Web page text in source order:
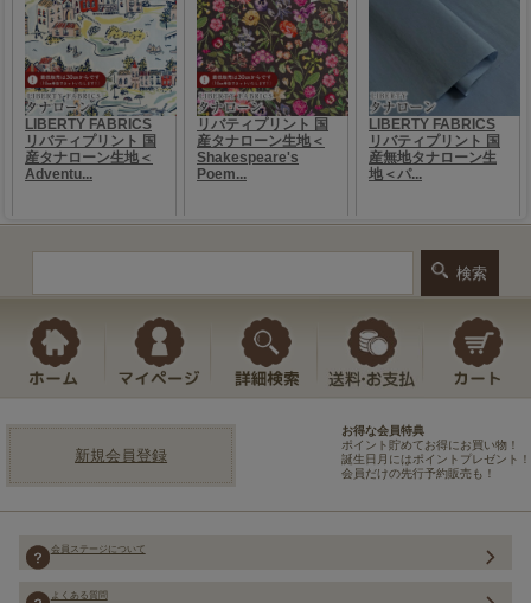
新規会員登録
お得な会員特典
ポイント貯めてお得にお買い物！
誕生日月にはポイントプレゼント！
会員だけの先行予約販売も！
会員ステージについて
よくある質問